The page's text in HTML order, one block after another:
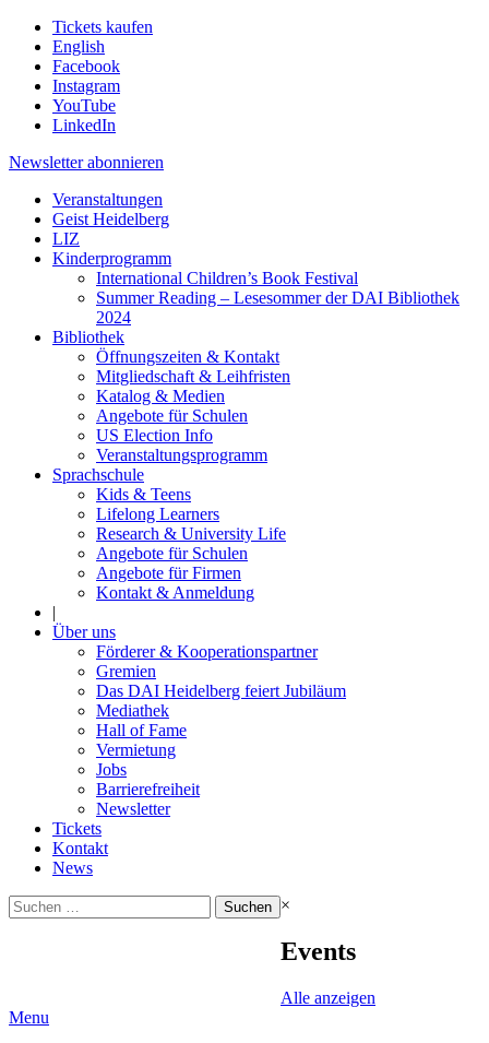
Tickets kaufen
English
Facebook
Instagram
YouTube
LinkedIn
Newsletter abonnieren
Veranstaltungen
Geist Heidelberg
LIZ
Kinderprogramm
International Children’s Book Festival
Summer Reading – Lesesommer der DAI Bibliothek
2024
Bibliothek
Öffnungszeiten & Kontakt
Mitgliedschaft & Leihfristen
Katalog & Medien
Angebote für Schulen
US Election Info
Veranstaltungsprogramm
Sprachschule
Kids & Teens
Lifelong Learners
Research & University Life
Angebote für Schulen
Angebote für Firmen
Kontakt & Anmeldung
|
Über uns
Förderer & Kooperationspartner
Gremien
Das DAI Heidelberg feiert Jubiläum
Mediathek
Hall of Fame
Vermietung
Jobs
Barrierefreiheit
Newsletter
Tickets
Kontakt
News
Suchen
nach:
×
Events
Alle anzeigen
Menu